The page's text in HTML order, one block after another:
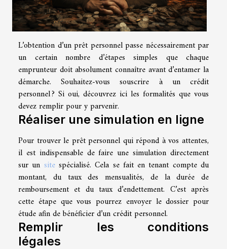
L’obtention d’un prêt personnel passe nécessairement par
un certain nombre d’étapes simples que chaque
emprunteur doit absolument connaître avant d’entamer la
démarche. Souhaitez-vous souscrire à un crédit
personnel ? Si oui, découvrez ici les formalités que vous
devez remplir pour y parvenir.
Réaliser une simulation en ligne
Pour trouver le prêt personnel qui répond à vos attentes,
il est indispensable de faire une simulation directement
sur un site spécialisé. Cela se fait en tenant compte du
montant, du taux des mensualités, de la durée de
remboursement et du taux d’endettement. C’est après
cette étape que vous pourrez envoyer le dossier pour
étude afin de bénéficier d’un crédit personnel.
Remplir les conditions
légales